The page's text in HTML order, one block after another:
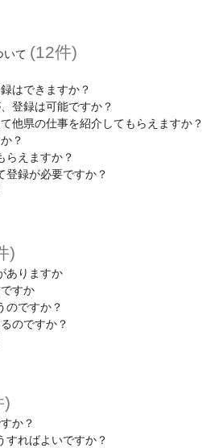
いて (12件)
はできますか？
登録は可能ですか？
他県の仕事を紹介してもらえますか？
？
らえますか？
登録が必要ですか？
)
ありますか
すか
のですか？
のですか？
)
か？
すればよいですか？